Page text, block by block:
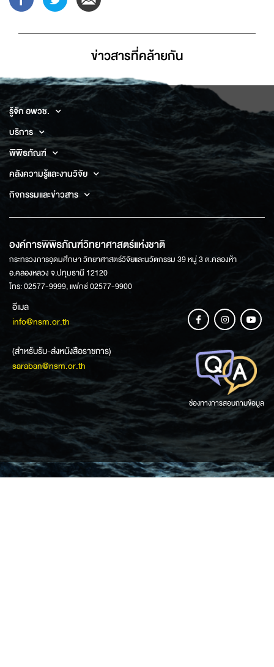
ข่าวสารที่่คล้ายกัน
รู้จัก อพวช.
บริการ
พิพิธภัณฑ์
คลังความรู้และงานวิจัย
กิจกรรมและข่าวสาร
องค์การพิพิธภัณฑ์วิทยาศาสตร์แห่งชาติ
กระทรวงการอุดมศึกษา วิทยาศาสตร์วิจัยและนวัตกรรม 39 หมู่ 3 ต.คลองห้า
อ.คลองหลวง จ.ปทุมธานี 12120
โทร: 02577-9999, แฟกซ์ 02577-9900
อีเมล
info@nsm.or.th
(สำหรับรับ-ส่งหนังสือราชการ)
saraban@nsm.or.th
ช่องทางการสอบถามข้อมูล